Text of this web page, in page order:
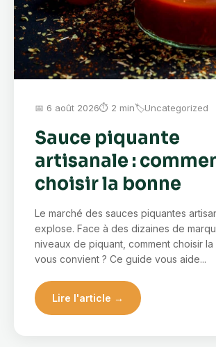
📅 6 août 2026⏱ 2 min🏷Uncategorized
Sauce piquante
artisanale :
choisir la bonne
Le marché des sauces piquantes
explose. Face à des dizaines de
niveaux de piquant, comment choisir la
vous convient ? Ce guide vous aide...
Lire l'article →